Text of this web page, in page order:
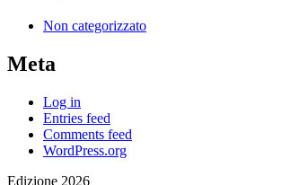
Non categorizzato
Meta
Log in
Entries feed
Comments feed
WordPress.org
Edizione 2026